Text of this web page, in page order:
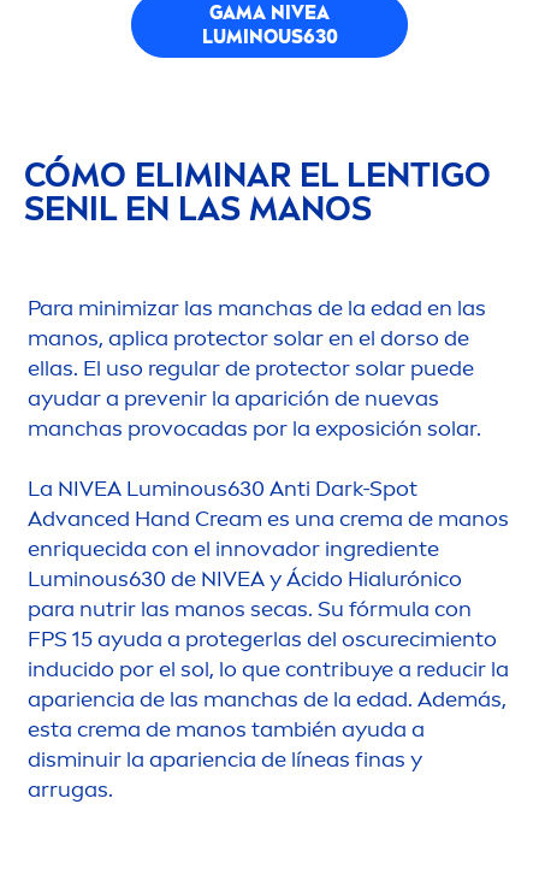
GAMA NIVEA
LUMINOUS630
CÓMO ELIMINAR EL LENTIGO
SENIL EN LAS MANOS
Para minimizar las manchas de la edad en las
manos, aplica protector solar en el dorso de
ellas. El uso regular de protector solar puede
ayudar a prevenir la aparición de nuevas
manchas provocadas por la exposición solar.
La NIVEA Luminous630 Anti Dark-Spot
Advanced Hand Cream es una crema de manos
enriquecida con el innovador ingrediente
Luminous630 de NIVEAy Ácido Hialurónico
para nutrir las manos secas. Su fórmula con
FPS 15 ayuda a protegerlas del oscurecimiento
inducido por el sol, lo que contribuye a reducir la
apariencia de las manchas de la edad. Además,
esta crema de manos también ayuda a
disminuir la apariencia de líneas finas y
arrugas.